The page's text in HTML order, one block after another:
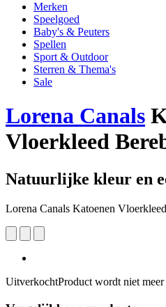
Merken
Speelgoed
Baby's & Peuters
Spellen
Sport & Outdoor
Sterren & Thema's
Sale
Lorena Canals
Vloerkleed
Natuurlijke kleur en
Lorena Canals Katoenen
UitverkochtProduct wordt niet